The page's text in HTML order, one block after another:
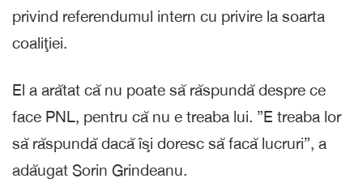
privind referendumul intern cu privire la soarta
coaliţiei.
El a arătat că nu poate să răspundă despre ce
face PNL, pentru că nu e treaba lui. ”E treaba lor
să răspundă dacă îşi doresc să facă lucruri”, a
adăugat Sorin Grindeanu.